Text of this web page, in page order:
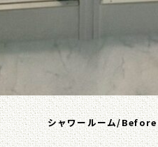
シャワールーム/Before